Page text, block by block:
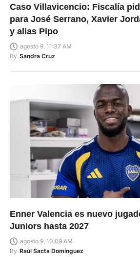
Caso Villavicencio: Fiscalía
para José Serrano, Xavier
y alias Pipo
agosto 9, 11:37 AM
By Sandra Cruz
Enner Valencia es nuevo
Juniors hasta 2027
agosto 9, 10:09 AM
By Raúl Sacta Domínguez